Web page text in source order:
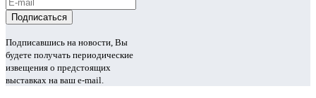
Подписавшись на новости, Вы
будете получать периодические
извещения о предстоящих
выставках на ваш e-mail.